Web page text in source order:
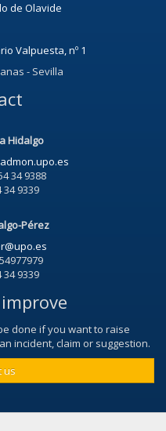
de Olavide
Valpuesta, nº 1
- Sevilla
Hidalgo
34 9388
34 9339
Pérez
34 9339
done if you want to raise
incident, claim or suggestion.
us